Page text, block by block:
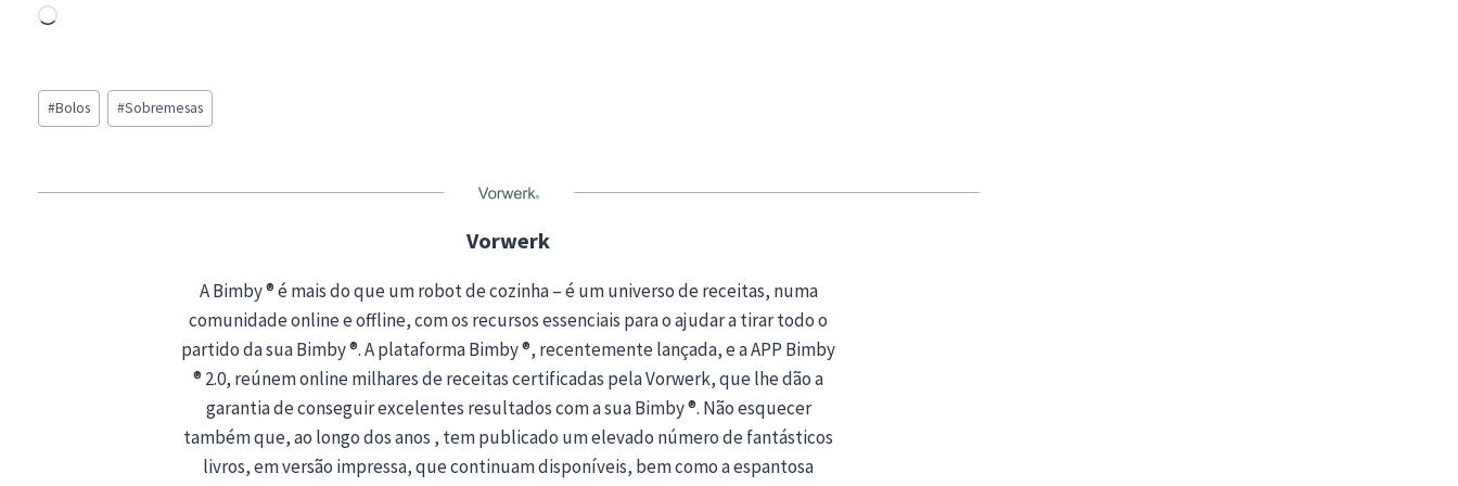
L
d
i
g
Post
Tags:
#Bolos #Sobremesas
Vorwerk
A Bimby ® é mais do que um robot de cozinha – é um universo de receitas, numa
comunidade online e offline, com os recursos essenciais para o ajudar a tirar todo o
partido da sua Bimby ®. A plataforma Bimby ®, recentemente lançada, e a APP Bimby
® 2.0, reúnem online milhares de receitas certificadas pela Vorwerk, que lhe dão a
garantia de conseguir excelentes resultados com a sua Bimby ®. Não esquecer
também que, ao longo dos anos , tem publicado um elevado número de fantásticos
livros, em versão impressa, que continuam disponíveis, bem como a espantosa